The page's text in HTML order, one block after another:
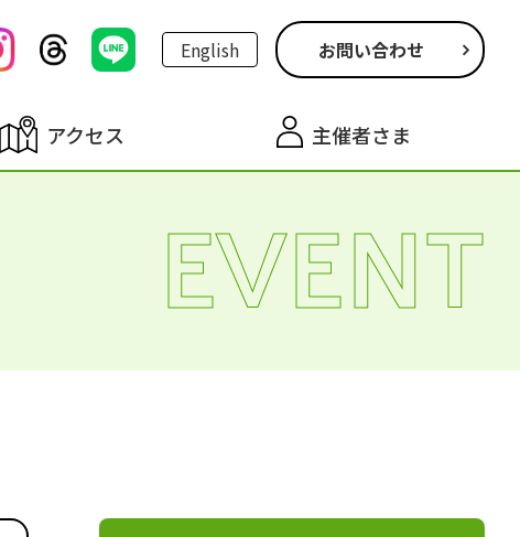
English お問い合わせ
アクセス 主催者さま
EVENT